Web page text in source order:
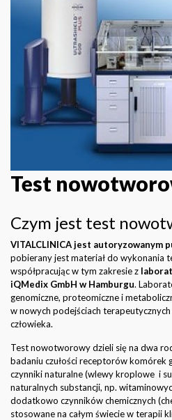
Test
Czym jest test
VITALCLINICA jest autoryzowanym
pobierany jest materiał do wykonania
współpracując w tym zakresie z
iQMedix GmbH w Hamburgu.
genomiczne, proteomiczne i
w nowych podejściach
człowieka.
Test nowotworowy dzieli się na dwa
badaniu czułości receptorów komórek
czynniki naturalne (wlewy kroplowe i
naturalnych substancji, np.
dodatkowo czynników chemicznych
stosowane na całym świecie w terapii